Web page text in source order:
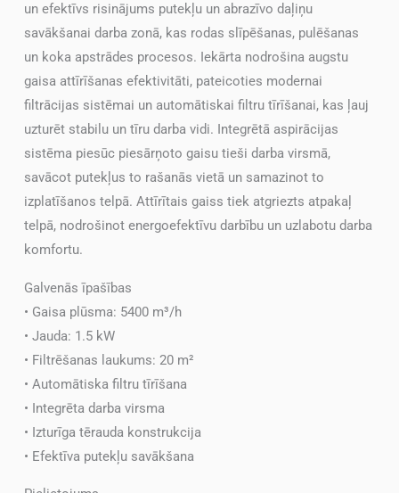
un efektīvs risinājums putekļu un abrazīvo daļiņu
savākšanai darba zonā, kas rodas slīpēšanas, pulēšanas
un koka apstrādes procesos. Iekārta nodrošina augstu
gaisa attīrīšanas efektivitāti, pateicoties modernai
filtrācijas sistēmai un automātiskai filtru tīrīšanai, kas ļauj
uzturēt stabilu un tīru darba vidi. Integrētā aspirācijas
sistēma piesūc piesārņoto gaisu tieši darba virsmā,
savācot putekļus to rašanās vietā un samazinot to
izplatīšanos telpā. Attīrītais gaiss tiek atgriezts atpakaļ
telpā, nodrošinot energoefektīvu darbību un uzlabotu darba
komfortu.
Galvenās īpašības
• Gaisa plūsma: 5400 m³/h
• Jauda: 1.5 kW
• Filtrēšanas laukums: 20 m²
• Automātiska filtru tīrīšana
• Integrēta darba virsma
• Izturīga tērauda konstrukcija
• Efektīva putekļu savākšana